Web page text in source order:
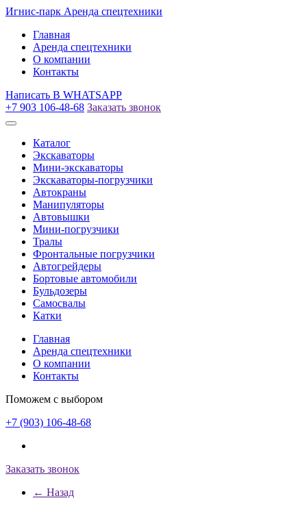
Игнис-парк Аренда спецтехники
Главная
Аренда спецтехники
О компании
Контакты
Написать В WHATSAPP
+7 903 106-48-68 Заказать звонок
Каталог
Экскаваторы
Мини-экскаваторы
Экскаваторы-погрузчики
Автокраны
Манипуляторы
Автовышки
Мини-погрузчики
Тралы
Фронтальные погрузчики
Автогрейдеры
Бортовые автомобили
Бульдозеры
Самосвалы
Катки
Главная
Аренда спецтехники
О компании
Контакты
Поможем с выбором
+7 (903) 106-48-68
Заказать звонок
← Назад